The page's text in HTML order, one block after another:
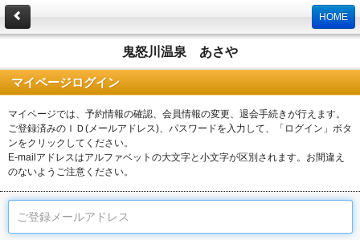
HOME
鬼怒川温泉 あさや
マイページログイン
マイページでは、予約情報の確認、会員情報の変更、退会手続きが行えます。
ご登録済みのＩＤ(メールアドレス)、パスワードを入力して、「ログイン」ボタ
ンをクリックしてください。
E-mailアドレスはアルファベットの大文字と小文字が区別されます。お間違え
のないようご注意ください。